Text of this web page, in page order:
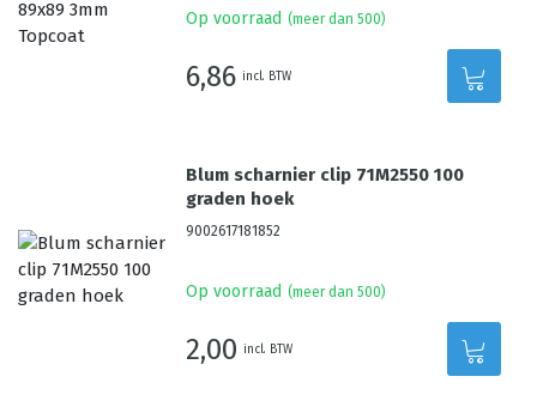
Op voorraad (meer dan 500)
6,86 incl. BTW
Blum scharnier clip 71M2550 100
graden hoek
9002617181852
Op voorraad (meer dan 500)
2,00 incl. BTW